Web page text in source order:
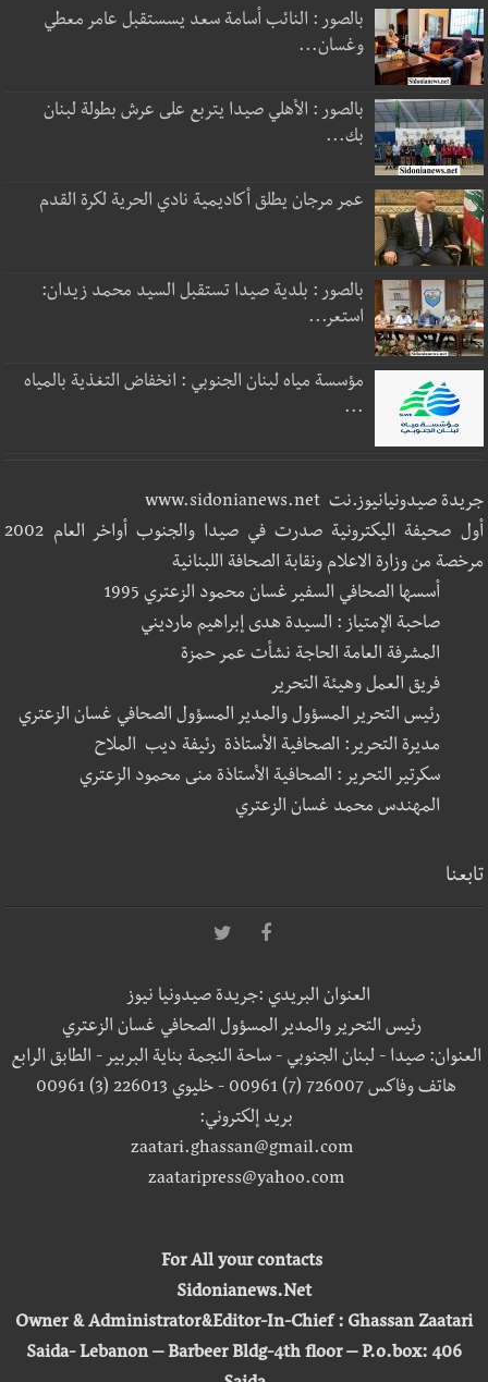
بالصور : النائب أسامة سعد يسستقبل عامر معطي
وغسان...
بالصور : الأهلي صيدا يتربع على عرش بطولة لبنان
بك...
عمر مرجان يطلق أكاديمية نادي الحرية لكرة القدم
بالصور : بلدية صيدا تستقبل السيد محمد زيدان:
استعر...
مؤسسة مياه لبنان الجنوبي : انخفاض التغذية بالمياه
...
جريدة صيدونيانيوز.نت www.sidonianews.net
أول صحيفة اليكترونية صدرت في صيدا والجنوب أواخر العام 2002
مرخصة من وزارة الاعلام ونقابة الصحافة اللبنانية
أسسها الصحافي السفير غسان محمود الزعتري 1995
صاحبة الإمتياز : السيدة هدى إبراهيم مارديني
المشرفة العامة الحاجة نشأت عمر حمزة
فريق العمل وهيئة التحرير
رئيس التحرير المسؤول والمدير المسؤول الصحافي غسان الزعتري
مديرة التحرير: الصحافية الأستاذة رئيفة ديب الملاح
سكرتير التحرير : الصحافية الأستاذة منى محمود الزعتري
المهندس محمد غسان الزعتري
تابعنا
العنوان البريدي :جريدة صيدونيا نيوز
رئيس التحرير والمدير المسؤول الصحافي غسان الزعتري
العنوان: صيدا - لبنان الجنوبي - ساحة النجمة بناية البربير - الطابق الرابع
هاتف وفاكس 726007 (7) 00961 - خليوي 226013 (3) 00961
بريد إلكتروني:
zaatari.ghassan@gmail.com
zaataripress@yahoo.com
For All your contacts
Sidonianews.Net
Owner & Administrator&Editor-In-Chief : Ghassan Zaatari
Saida- Lebanon – Barbeer Bldg-4th floor – P.o.box: 406